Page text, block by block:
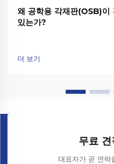
왜 공학용 각재판(OSB)이
있는가?
더 보기
무료 견
대표자가 곧 연락